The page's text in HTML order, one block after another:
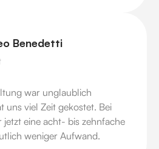
Benedetti
war unglaublich
uns viel Zeit gekostet. Bei
eine acht- bis zehnfache
weniger Aufwand.